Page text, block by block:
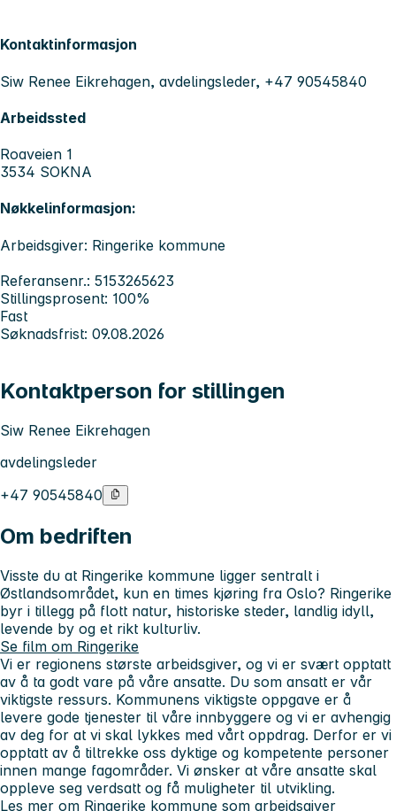
Kontaktinformasjon
Siw Renee Eikrehagen, avdelingsleder, +47 90545840
Arbeidssted
Roaveien 1
3534 SOKNA
Nøkkelinformasjon:
Arbeidsgiver: Ringerike kommune
Referansenr.: 5153265623
Stillingsprosent: 100%
Fast
Søknadsfrist: 09.08.2026
Kontaktperson for stillingen
Siw Renee Eikrehagen
avdelingsleder
+47 90545840
Om bedriften
Visste du at Ringerike kommune ligger sentralt i
Østlandsområdet, kun en times kjøring fra Oslo? Ringerike
byr i tillegg på flott natur, historiske steder, landlig idyll,
levende by og et rikt kulturliv.
Se film om Ringerike
Vi er regionens største arbeidsgiver, og vi er svært opptatt
av å ta godt vare på våre ansatte. Du som ansatt er vår
viktigste ressurs. Kommunens viktigste oppgave er å
levere gode tjenester til våre innbyggere og vi er avhengig
av deg for at vi skal lykkes med vårt oppdrag. Derfor er vi
opptatt av å tiltrekke oss dyktige og kompetente personer
innen mange fagområder. Vi ønsker at våre ansatte skal
oppleve seg verdsatt og få muligheter til utvikling.
Les mer om Ringerike kommune som arbeidsgiver